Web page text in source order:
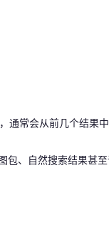
通常会从前几个结果
包、自然搜索结果甚